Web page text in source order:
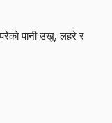
पानी उखु, लहरे र